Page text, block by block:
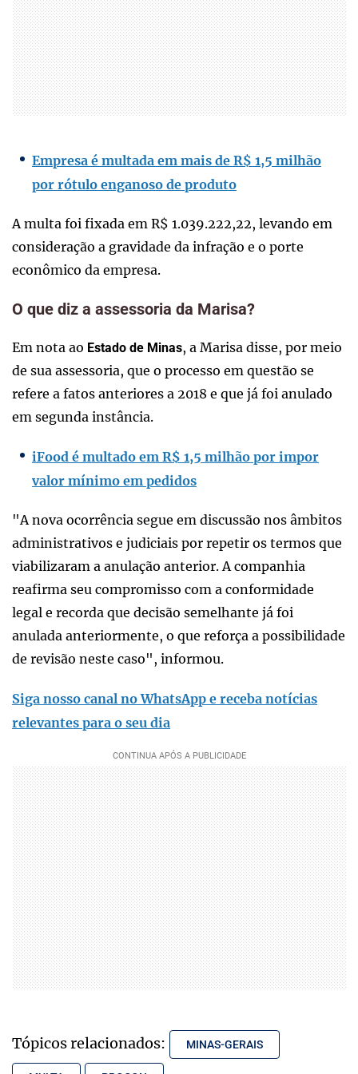
Empresa é multada em mais de R$ 1,5 milhão
por rótulo enganoso de produto
A multa foi fixada em R$ 1.039.222,22, levando em
consideração a gravidade da infração e o porte
econômico da empresa.
O que diz a assessoria da Marisa?
Em nota ao Estado de Minas, a Marisa disse, por meio
de sua assessoria, que o processo em questão se
refere a fatos anteriores a 2018 e que já foi anulado
em segunda instância.
iFood é multado em R$ 1,5 milhão por impor
valor mínimo em pedidos
"A nova ocorrência segue em discussão nos âmbitos
administrativos e judiciais por repetir os termos que
viabilizaram a anulação anterior. A companhia
reafirma seu compromisso com a conformidade
legal e recorda que decisão semelhante já foi
anulada anteriormente, o que reforça a possibilidade
de revisão neste caso", informou.
Siga nosso canal no WhatsApp e receba notícias
relevantes para o seu dia
Tópicos relacionados: MINAS-GERAIS